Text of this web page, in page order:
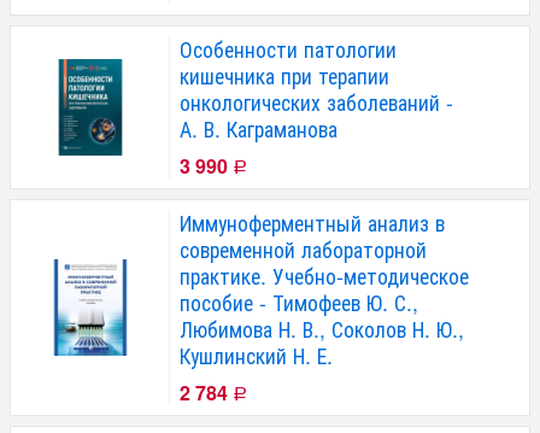
Особенности патологии
кишечника при терапии
онкологических заболеваний -
А. В. Каграманова
3 990 Р
Иммуноферментный анализ в
современной лабораторной
практике. Учебно-методическое
пособие - Тимофеев Ю. С.,
Любимова Н. В., Соколов Н. Ю.,
Кушлинский Н. Е.
2 784 Р